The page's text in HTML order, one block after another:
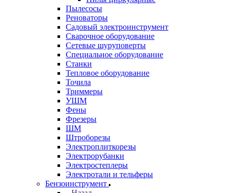
Пылесосы
Реноваторы
Садовый электроинструмент
Сварочное оборудование
Сетевые шуруповерты
Специальное оборудование
Станки
Тепловое оборудование
Точила
Триммеры
УШМ
Фены
Фрезеры
ШМ
Штроборезы
Электроплиткорезы
Электрорубанки
Электростеплеры
Электротали и тельферы
Бензоинструмент